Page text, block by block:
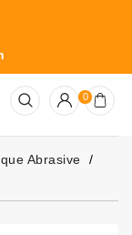
0
Abrasive